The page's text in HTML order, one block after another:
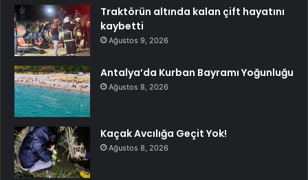
Traktörün altında kalan çift hayatını
kaybetti
Ağustos 9, 2026
Antalya’da Kurban Bayramı Yoğunluğu
Ağustos 8, 2026
Kaçak Avcılığa Geçit Yok!
Ağustos 8, 2026